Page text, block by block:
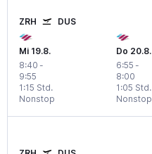
ZRH DUS
Mi 19.8.
8:40 -
9:55
Nonstop
1:15 Std.
Do 20.8.
6:55 -
8:00
Nonstop
1:05 Std.